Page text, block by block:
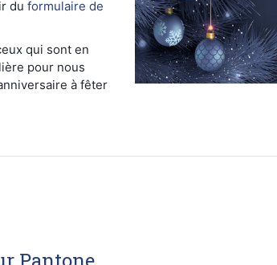
du formulaire de
qui sont en
pour nous
à fêter